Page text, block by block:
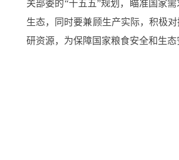
关部委的“十五五”规划，瞄准国家
生态，同时要兼顾生产实际，积极
研资源，为保障国家粮食安全和生态